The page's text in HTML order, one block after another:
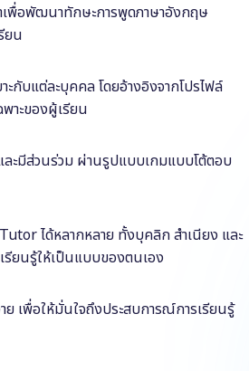
พื่อพัฒนาทักษะการพูดภาษาอังกฤษ
ยน
ะกับแต่ละบุคคล โดยอ้างอิงจากโปรไฟล์
าะของผู้เรียน
ะมีส่วนร่วม ผ่านรูปแบบเกมแบบโต้ตอบ
ได้หลากหลาย ทั้งบุคลิก สำเนียง และ
ยนรู้ให้เป็นแบบของตนเอง
เพื่อให้มั่นใจถึงประสบการณ์การเรียนรู้